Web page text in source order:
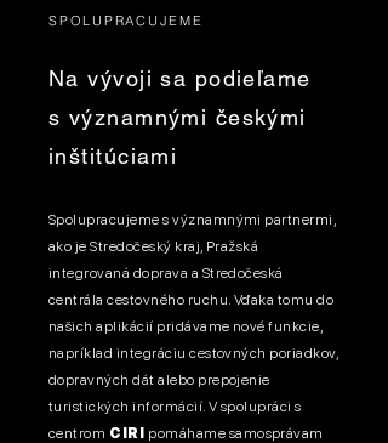
SPOLUPRACUJEME
Na vývoji sa podieľame
s významnými českými
inštitúciami
Spolupracujeme s významnými partnermi,
ako je Stredočeský kraj, Pražská
integrovaná doprava a Stredočeská
centrála cestovného ruchu. Vďaka tomu do
našich aplikácií pridávame nové funkcie,
napríklad integráciu cestovných poriadkov,
dopravných dát alebo prepojenie
turistických informácií. V spolupráci s
centrom CIRI
pomáhame samosprávam